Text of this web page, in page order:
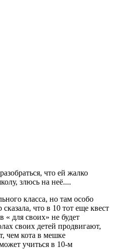
что ей жалко
злюсь на неё....
класса, но там особо
что в 10 тот еще квест
« для своих» не будет
своих детей продвигают,
чем кота в мешке
учиться в 10-м